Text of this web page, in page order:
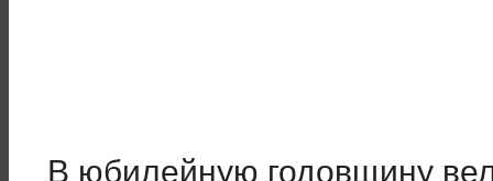
В юбилейную годовщину